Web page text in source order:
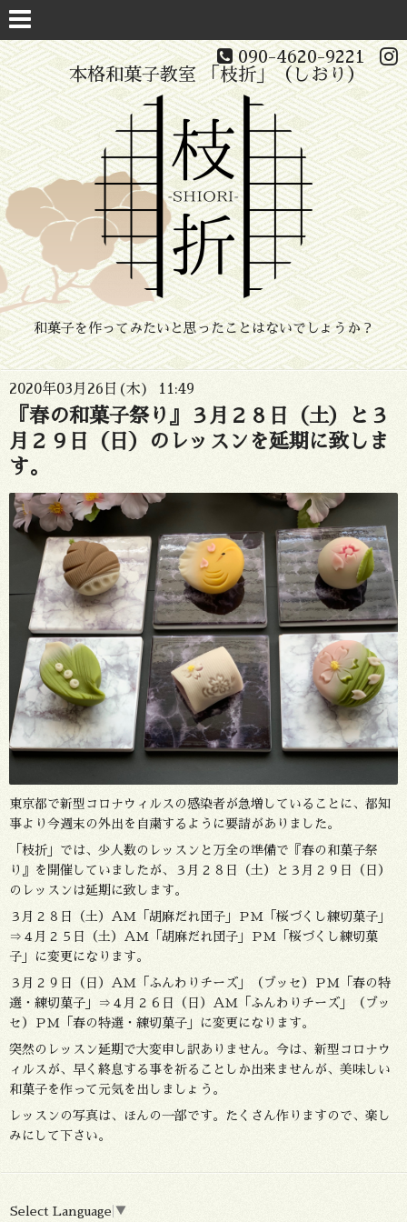
090-4620-9221
本格和菓子教室 「枝折」（しおり）
和菓子を作ってみたいと思ったことはないでしょうか？
2020年03月26日(木) 11:49
『春の和菓子祭り』３月２８日（土）と３
月２９日（日）のレッスンを延期に致しま
す。
東京都で新型コロナウィルスの感染者が急増していることに、都知
事より今週末の外出を自粛するように要請がありました。
「枝折」では、少人数のレッスンと万全の準備で『春の和菓子祭
り』を開催していましたが、３月２８日（土）と３月２９日（日）
のレッスンは延期に致します。
３月２８日（土）ＡＭ「胡麻だれ団子」ＰＭ「桜づくし練切菓子」
⇒４月２５日（土）ＡＭ「胡麻だれ団子」ＰＭ「桜づくし練切菓
子」に変更になります。
３月２９日（日）ＡＭ「ふんわりチーズ」（ブッセ）ＰＭ「春の特
選・練切菓子」⇒４月２６日（日）ＡＭ「ふんわりチーズ」（ブッ
セ）ＰＭ「春の特選・練切菓子」に変更になります。
突然のレッスン延期で大変申し訳ありません。今は、新型コロナウ
ィルスが、早く終息する事を祈ることしか出来ませんが、美味しい
和菓子を作って元気を出しましょう。
レッスンの写真は、ほんの一部です。たくさん作りますので、楽し
みにして下さい。
Select Language ▼